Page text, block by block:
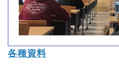
各種資料